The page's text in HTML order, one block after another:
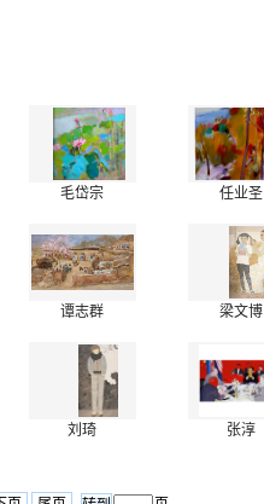
毛岱宗 任业圣
谭志群 梁文博
刘琦 张淳